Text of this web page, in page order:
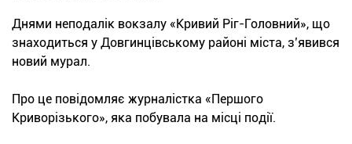
Днями неподалік вокзалу «Кривий Ріг-Головний», що
знаходиться у Довгинцівському районі міста, з’явився
новий мурал.
Про це повідомляє журналістка «Першого
Криворізького», яка побувала на місці події.